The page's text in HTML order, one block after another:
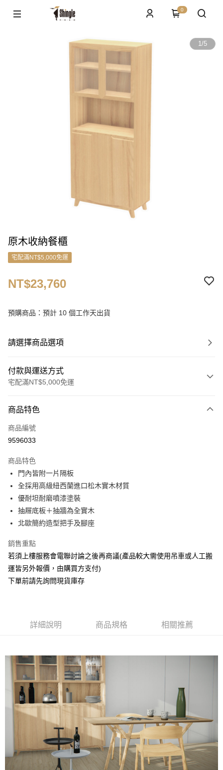
0
1/5
原木收納餐櫃
宅配滿NT$5,000免運
NT$23,760
預購商品：預計 10 個工作天出貨
請選擇商品選項
付款與運送方式
宅配滿NT$5,000免運
信用卡一次付款
ATM付款
運送方式
宅配
每筆NT$150，滿NT$5,000(含以上)免運費
商品特色
商品編號
9596033
商品特色
門內皆附一片隔板
全採用高級紐西蘭進口松木實木材質
優耐坦耐磨噴漆塗裝
抽屜底板＋抽牆為全實木
北歐簡約造型把手及腳座
銷售重點
若須上樓服務會電聯討論之後再商議(產品較大需使用吊車或人工搬
運皆另外報價，由購買方支付)
下單前請先詢問現貨庫存
詳細說明 商品規格 相關推薦